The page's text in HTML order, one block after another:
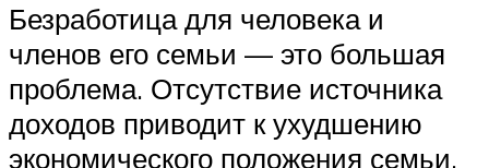
Безработица для человека и
членов его семьи — это большая
проблема. Отсутствие источника
доходов приводит к ухудшению
экономического положения семьи,